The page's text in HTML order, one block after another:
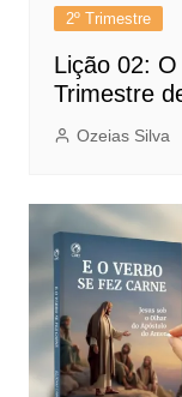
2º Trimestre
Lição 02:
Trimestre
Ozeias Silva